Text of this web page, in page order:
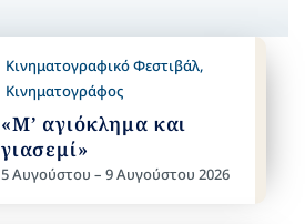
Κινηματογραφικό Φεστιβάλ,
Κινηματογράφος
«Μ’ αγιόκλημα και
γιασεμί»
5 Αυγούστου – 9 Αυγούστου 2026